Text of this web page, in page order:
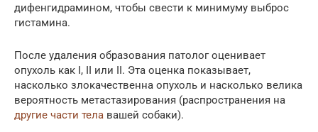
дифенгидрамином, чтобы свести к минимуму выброс
гистамина.
После удаления образования патолог оценивает
опухоль как I, II или II. Эта оценка показывает,
насколько злокачественна опухоль и насколько велика
вероятность метастазирования (распространения на
другие части тела вашей собаки).